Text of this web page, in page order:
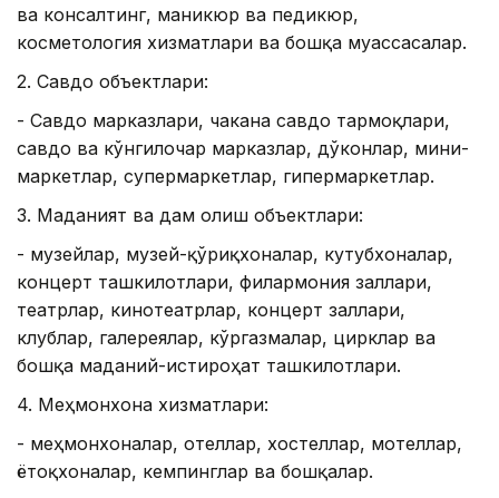
ва консалтинг, маникюр ва педикюр,
косметология хизматлари ва бошқа муассасалар.
2. Савдо объектлари:
- Савдо марказлари, чакана савдо тармоқлари,
савдо ва кўнгилочар марказлар, дўконлар, мини-
маркетлар, супермаркетлар, гипермаркетлар.
3. Маданият ва дам олиш объектлари:
- музейлар, музей-қўриқхоналар, кутубхоналар,
концерт ташкилотлари, филармония заллари,
театрлар, кинотеатрлар, концерт заллари,
клублар, галереялар, кўргазмалар, цирклар ва
бошқа маданий-истироҳат ташкилотлари.
4. Меҳмонхона хизматлари:
- меҳмонхоналар, отеллар, хостеллар, мотеллар,
ётоқхоналар, кемпинглар ва бошқалар.